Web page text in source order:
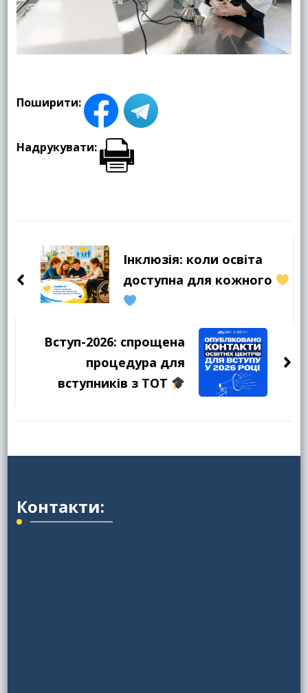
Поширити:
Надрукувати:
по
запису
Інклюзія: коли освіта
доступна для кожного
Вступ-2026: спрощена
процедура для
вступників з ТОТ
Контакти: